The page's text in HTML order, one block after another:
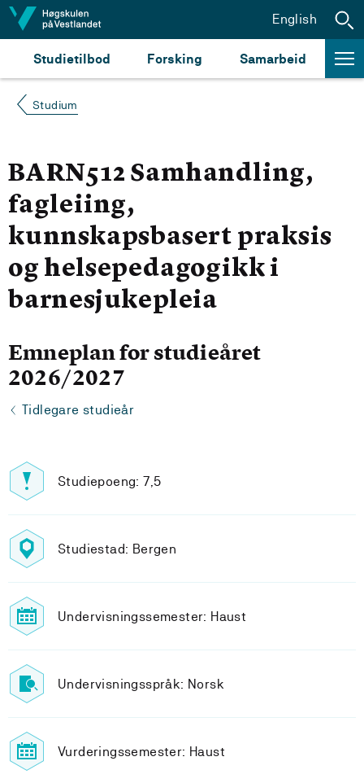
Hopp til innhald
Studietilbod Forsking Samarbeid
English
Studium
BARN512 Samhandling,
fagleiing,
kunnskapsbasert praksis
og helsepedagogikk i
barnesjukepleia
Emneplan for studieåret
2026/2027
Tidlegare studieår
Studiepoeng: 7,5
Studiestad: Bergen
Undervisningssemester: Haust
Undervisningsspråk: Norsk
Vurderingssemester: Haust